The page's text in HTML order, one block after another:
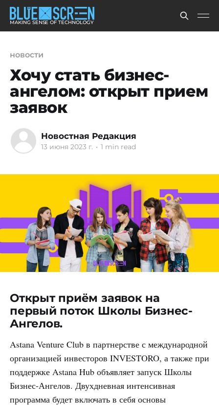
MAKING SENSE OF TECHNOLOGY
новости
Хочу стать бизнес-
ангелом: открыт прием
заявок
Новостная Редакция
13 июня 2023 г. • 1 min read
Открыт приём заявок на
первый поток Школы Бизнес-
Ангелов.
Astana Venture Club в партнерстве с международной
организацией инвесторов INVESTORO, а также при
поддержке Astana Hub объявляет запуск Школы
Бизнес-Ангелов. Двухдневная интенсивная
программа будет включать в себя основы